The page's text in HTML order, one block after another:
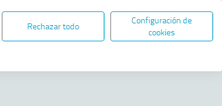
SEDE ELECTRÓNICA
Abre en nueva ventana
Rechazar todo
Configuración de
cookies